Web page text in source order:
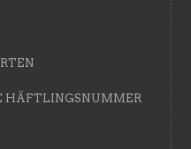
HÄFTLINGSNUMMER